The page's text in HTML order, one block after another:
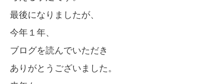
最後になりましたが、
今年１年、
ブログを読んでいただき
ありがとうございました。